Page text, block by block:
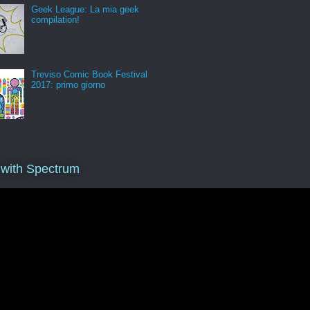
Geek League: La mia geek
compilation!
Treviso Comic Book Festival
2017: primo giorno
Spectrum